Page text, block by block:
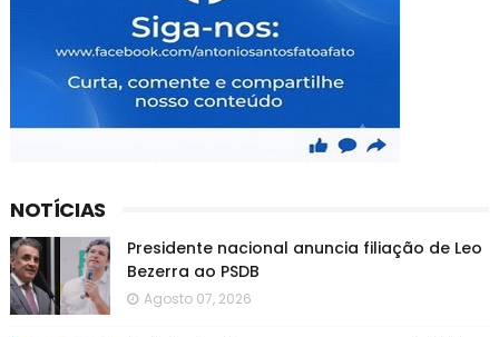
NOTÍCIAS
Presidente nacional anuncia filiação de Leo
Bezerra ao PSDB
Agosto 07, 2026